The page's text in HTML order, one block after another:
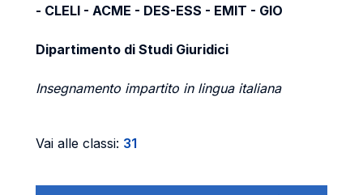
- CLELI - ACME - DES-ESS - EMIT - GIO
Dipartimento di Studi Giuridici
Insegnamento impartito in lingua italiana
Vai alle classi: 31